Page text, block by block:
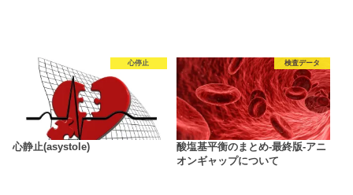
心停止
心静止(asystole)
検査データ
酸塩基平衡のまとめ-最終版-アニ
オンギャップについて